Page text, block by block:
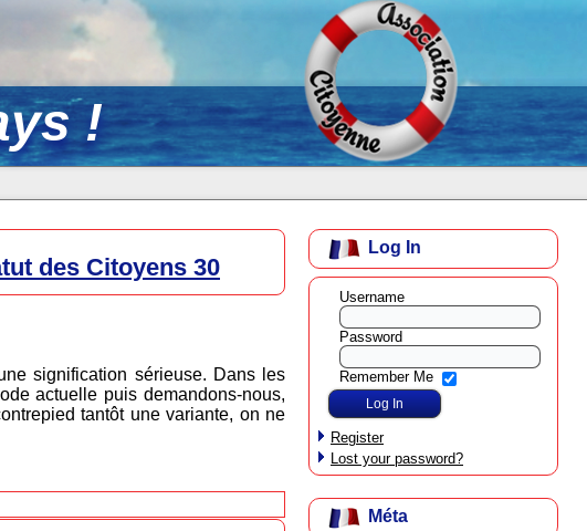
!
des Citoyens 30
signification sérieuse. Dans les
actuelle puis demandons-nous,
tantôt une variante, on ne
Log In
Username
Password
Remember Me
Register
Lost your password?
Méta